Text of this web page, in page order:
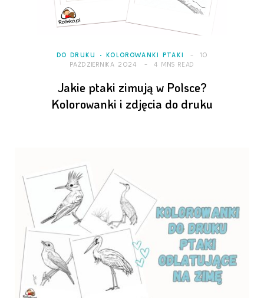
DO DRUKU KOLOROWANKI PTAKI
10
PAŹDZIERNIKA 2024
4 MINS READ
Jakie ptaki zimują w Polsce?
Kolorowanki i zdjęcia do druku